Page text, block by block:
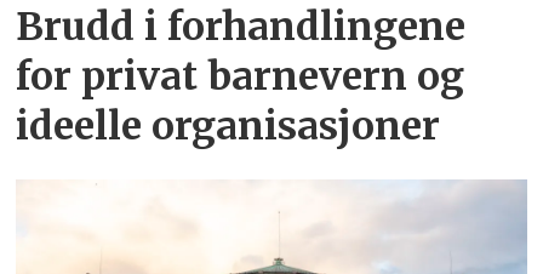
Brudd i forhandlingene
for privat barnevern og
ideelle organisasjoner